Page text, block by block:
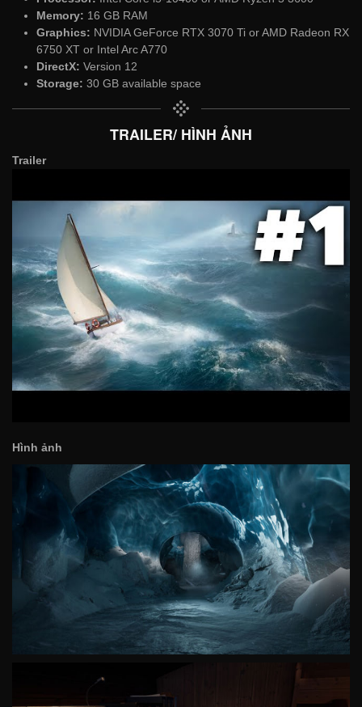
Memory: 16 GB RAM
Graphics: NVIDIA GeForce RTX 3070 Ti or AMD Radeon RX
6750 XT or Intel Arc A770
DirectX: Version 12
Storage: 30 GB available space
TRAILER/ HÌNH ẢNH
Trailer
Hình ảnh